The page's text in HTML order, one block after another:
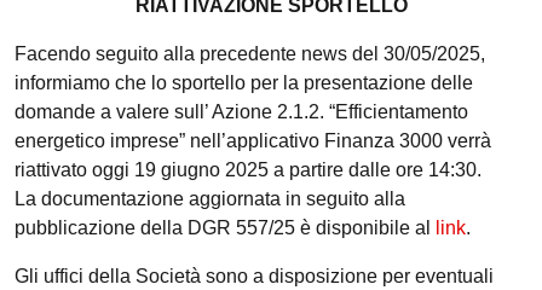
RIATTIVAZIONE SPORTELLO
Facendo seguito alla precedente news del 30/05/2025,
informiamo che lo sportello per la presentazione delle
domande a valere sull’ Azione 2.1.2. “Efficientamento
energetico imprese” nell’applicativo Finanza 3000 verrà
riattivato oggi 19 giugno 2025 a partire dalle ore 14:30.
La documentazione aggiornata in seguito alla
pubblicazione della DGR 557/25 è disponibile al
link.
Gli uffici della Società sono a disposizione per eventuali